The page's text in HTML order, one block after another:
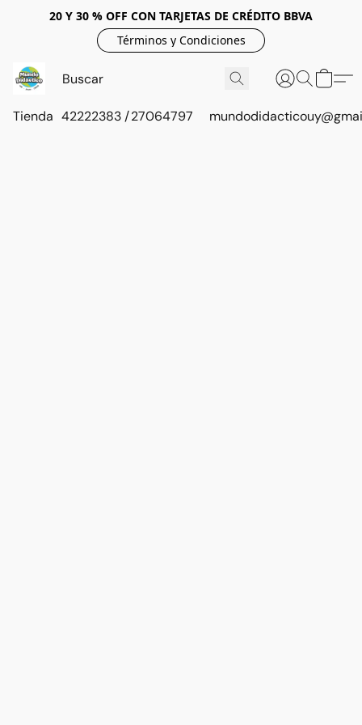
20 Y 30 % OFF CON TARJETAS DE CRÉDITO BBVA
Términos y Condiciones
Tienda 42222383 / 27064797